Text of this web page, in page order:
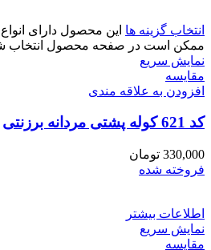
انتخاب گزینه ها این محصول دارای
ممکن است در صفحه محصول انتخاب
نمایش سریع
مقايسه
افزودن به علاقه مندی
کد 621 کوله پشتی مردانه برزنتی
330,000 تومان
فروخته شده
اطلاعات بیشتر
نمایش سریع
مقايسه